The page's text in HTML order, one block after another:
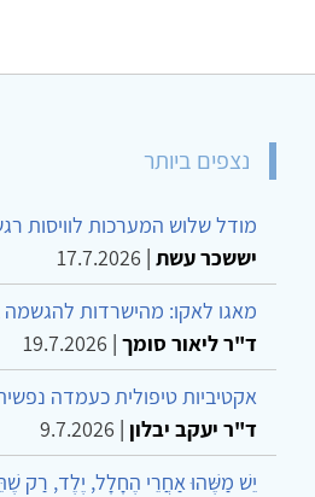
נצפים ביותר
מודל שלוש המערכות לוויסות
יששכר עשת |
17.7.2026
מאגו לאקו: מהישרדות להגשמה
ד"ר ליאור סומך |
19.7.2026
אקטיביות טיפולית כעמדה
ד"ר יעקב יבלון |
9.7.2026
יֵשׁ מַשֶּׁהוּ אַחֲרֵי הֶחָלָל, יֶלֶד, רַק